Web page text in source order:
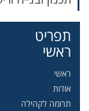
תפריט
ראשי
ראשי
אודות
תרומה לקהילה